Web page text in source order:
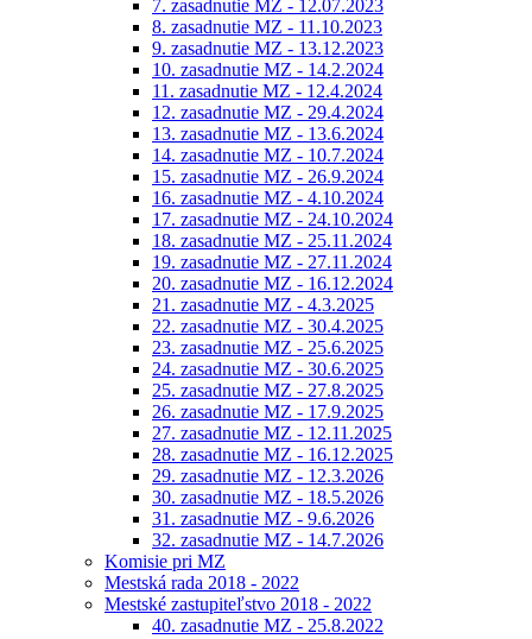
7. zasadnutie MZ - 12.07.2023
8. zasadnutie MZ - 11.10.2023
9. zasadnutie MZ - 13.12.2023
10. zasadnutie MZ - 14.2.2024
11. zasadnutie MZ - 12.4.2024
12. zasadnutie MZ - 29.4.2024
13. zasadnutie MZ - 13.6.2024
14. zasadnutie MZ - 10.7.2024
15. zasadnutie MZ - 26.9.2024
16. zasadnutie MZ - 4.10.2024
17. zasadnutie MZ - 24.10.2024
18. zasadnutie MZ - 25.11.2024
19. zasadnutie MZ - 27.11.2024
20. zasadnutie MZ - 16.12.2024
21. zasadnutie MZ - 4.3.2025
22. zasadnutie MZ - 30.4.2025
23. zasadnutie MZ - 25.6.2025
24. zasadnutie MZ - 30.6.2025
25. zasadnutie MZ - 27.8.2025
26. zasadnutie MZ - 17.9.2025
27. zasadnutie MZ - 12.11.2025
28. zasadnutie MZ - 16.12.2025
29. zasadnutie MZ - 12.3.2026
30. zasadnutie MZ - 18.5.2026
31. zasadnutie MZ - 9.6.2026
32. zasadnutie MZ - 14.7.2026
Komisie pri MZ
Mestská rada 2018 - 2022
Mestské zastupiteľstvo 2018 - 2022
40. zasadnutie MZ - 25.8.2022